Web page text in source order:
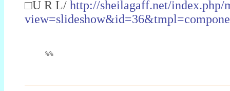
□U R L/ http://sheilagaff.net/index.php/
%%